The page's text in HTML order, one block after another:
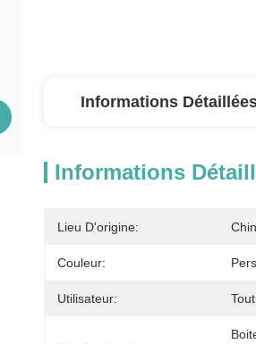
Informations
Informations
Lieu D'origine:
Couleur:
Utilisateur: